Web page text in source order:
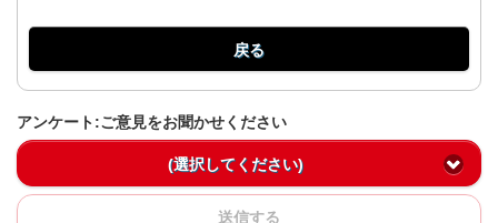
戻る
アンケート:ご意見をお聞かせください
(選択してください)
送信する